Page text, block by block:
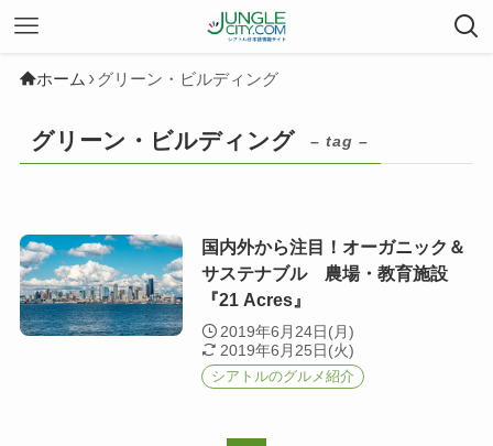
ホーム グリーン・ビルディング
グリーン・ビルディング – tag –
国内外から注目！オーガニック＆
サステナブル 農場・教育施設
『21 Acres』
2019年6月24日(月)
2019年6月25日(火)
シアトルのグルメ紹介